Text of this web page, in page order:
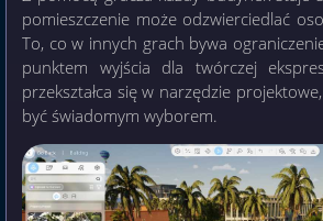
pomieszczenie może odzwierciedlać
To, co w innych grach bywa
punktem wyjścia dla twórczej
przekształca się w narzędzie
być świadomym wyborem.